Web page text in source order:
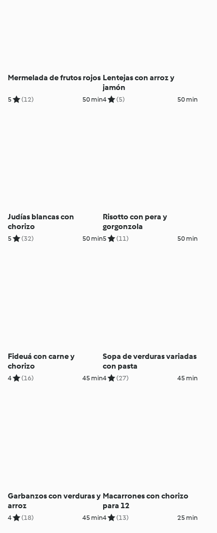
Mermelada de frutos rojos
5 (12) 50 min
Lentejas con arroz y
jamón
4 (5) 50 min
Judías blancas con
chorizo
5 (32) 50 min
Risotto con pera y
gorgonzola
5 (11) 50 min
Fideuá con carne y
chorizo
4 (16) 45 min
Sopa de verduras variadas
con pasta
4 (27) 45 min
Garbanzos con verduras y
arroz
4 (18) 45 min
Macarrones con chorizo
para 12
4 (13) 25 min